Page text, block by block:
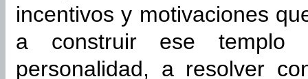
incentivos y motivaciones
a construir ese templo
personalidad, a resolver